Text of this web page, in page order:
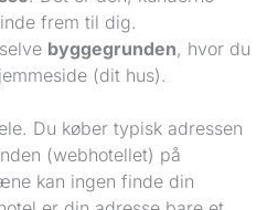
frem til dig.
byggegrunden, hvor du
(dit hus).
Du køber typisk adressen
(webhotellet) på
kan ingen finde din